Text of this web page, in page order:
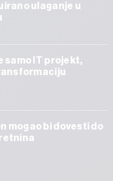
ulaganje u
samo IT projekt,
mogao bi dovesti do